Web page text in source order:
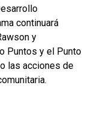
continuará
y
Puntos y el Punto
las acciones de